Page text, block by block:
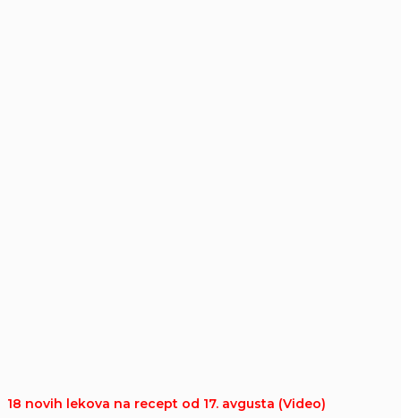
18 novih lekova na recept od 17. avgusta (Video)